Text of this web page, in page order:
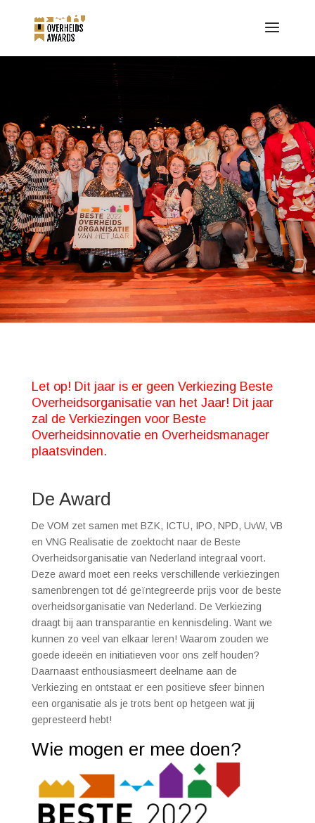
Let op! Dit jaar is er geen Verkiezing Beste
Overheidsorganisatie van het Jaar! Dit jaar
zal de Verkiezingen voor Beste
Overheidsinnovatie en Overheidsmanager
plaatsvinden.
De Award
De VOM zet samen met BZK, ICTU, IPO, NPD, UvW, VB
en VNG Realisatie de zoektocht naar de Beste
Overheidsorganisatie van Nederland integraal voort.
Deze award moet een reeks verschillende verkiezingen
samenbrengen tot dé geïntegreerde prijs voor de beste
overheidsorganisatie van Nederland. De Verkiezing
draagt bij aan transparantie en kennisdeling. Want we
kunnen zo veel van elkaar leren! Waarom zouden we
goede ideeën en initiatieven voor ons zelf houden?
Daarnaast enthousiasmeert deelname aan de
Verkiezing en ontstaat er een positieve sfeer binnen
een organisatie als je trots bent op hetgeen wat jij
gepresteerd hebt!
Wie mogen er mee doen?